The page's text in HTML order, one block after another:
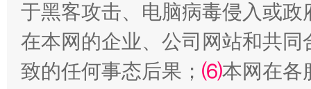
阿坝州三大球赛在茂县开幕 规模
于黑客攻击、电脑病毒侵入或
在本网的企业、公司网站和共
致的任何事态后果； ⑹本网在各